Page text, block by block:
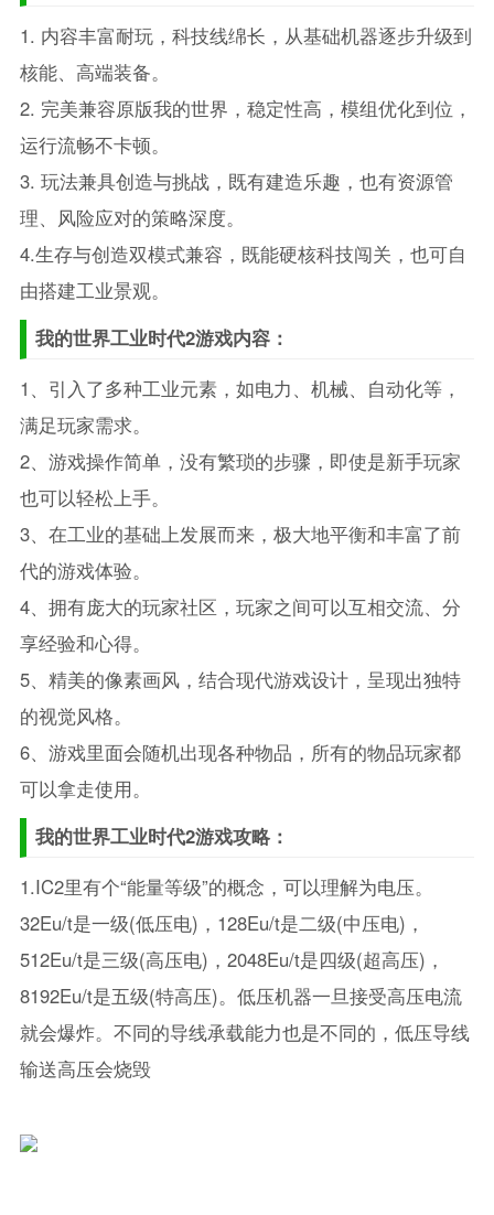
1. 内容丰富耐玩，科技线绵长，从基础机器逐步升级到
核能、高端装备。
2. 完美兼容原版我的世界，稳定性高，模组优化到位，
运行流畅不卡顿。
3. 玩法兼具创造与挑战，既有建造乐趣，也有资源管
理、风险应对的策略深度。
4.生存与创造双模式兼容，既能硬核科技闯关，也可自
由搭建工业景观。
我的世界工业时代2游戏内容：
1、引入了多种工业元素，如电力、机械、自动化等，
满足玩家需求。
2、游戏操作简单，没有繁琐的步骤，即使是新手玩家
也可以轻松上手。
3、在工业的基础上发展而来，极大地平衡和丰富了前
代的游戏体验。
4、拥有庞大的玩家社区，玩家之间可以互相交流、分
享经验和心得。
5、精美的像素画风，结合现代游戏设计，呈现出独特
的视觉风格。
6、游戏里面会随机出现各种物品，所有的物品玩家都
可以拿走使用。
我的世界工业时代2游戏攻略：
1.IC2里有个“能量等级”的概念，可以理解为电压。
32Eu/t是一级(低压电)，128Eu/t是二级(中压电)，
512Eu/t是三级(高压电)，2048Eu/t是四级(超高压)，
8192Eu/t是五级(特高压)。低压机器一旦接受高压电流
就会爆炸。不同的导线承载能力也是不同的，低压导线
输送高压会烧毁